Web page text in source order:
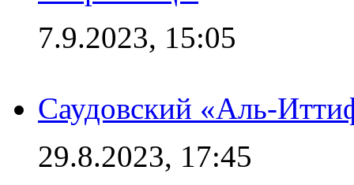
7.9.2023, 15:05
Саудовский «Аль-
29.8.2023, 17:45